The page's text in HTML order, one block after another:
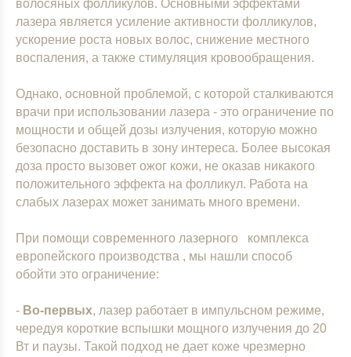
волосяных фолликулов. Основными эффектами
лазера является усиление активности фолликулов,
ускорение роста новых волос, снижение местного
воспаления, а также стимуляция кровообращения.
Однако, основной проблемой, с которой сталкиваются
врачи при использовании лазера - это ограничение по
мощности и общей дозы излучения, которую можно
безопасно доставить в зону интереса. Более высокая
доза просто вызовет ожог кожи, не оказав никакого
положительного эффекта на фолликул. Работа на
слабых лазерах может занимать много времени.
При помощи современного лазерного комплекса
европейского производства , мы нашли способ
обойти это ограничение:
- Во-первых, лазер работает в импульсном режиме,
чередуя короткие вспышки мощного излучения до 20
Вт и паузы. Такой подход не дает коже чрезмерно